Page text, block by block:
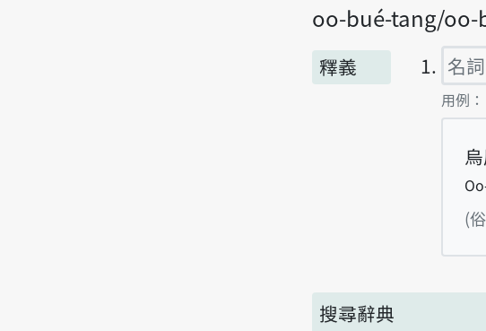
oo-bué-tang oo-
釋義
名詞
第1項
用例：
(
搜尋辭典